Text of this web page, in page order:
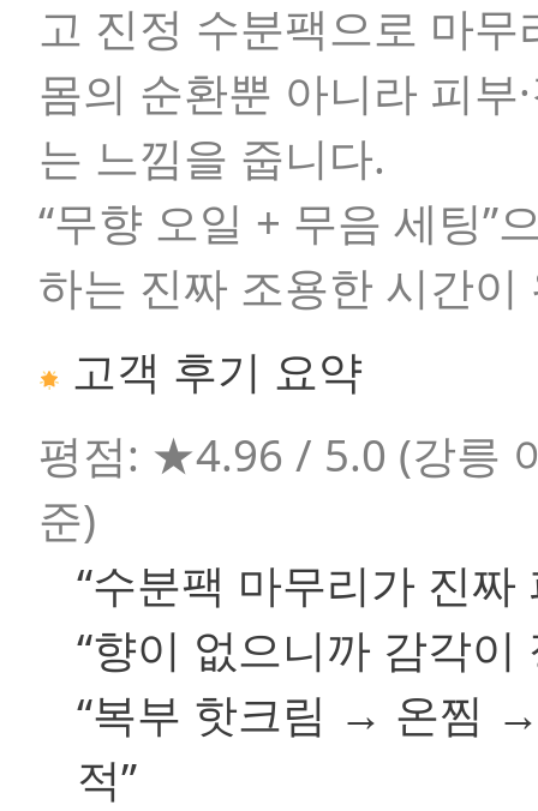
고 진정 수분팩으로 마무
몸의 순환뿐 아니라 피부
는 느낌을 줍니다.
“무향 오일 + 무음 세팅”
하는 진짜 조용한 시간이
고객 후기 요약
평점: ★4.96 / 5.0 (강릉
준)
“수분팩 마무리가 진
“향이 없으니까 감각이
“복부 핫크림 → 온찜
적”